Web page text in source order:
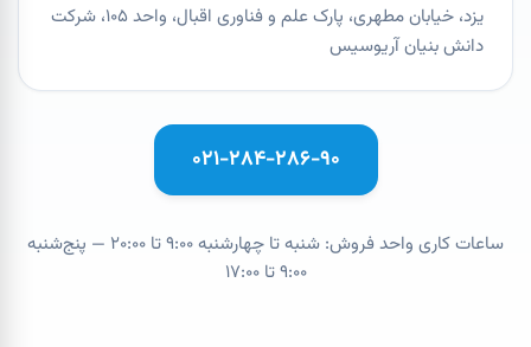
یزد، خیابان مطهری، پارک علم و فناوری اقبال، واحد ۱۰۵، شرکت
دانش بنیان آریوسیس
۰۲۱-۲۸۴-۲۸۶-۹۰
ساعات کاری واحد فروش: شنبه تا چهارشنبه ۹:۰۰ تا ۲۰:۰۰ — پنج‌شنبه
۹:۰۰ تا ۱۷:۰۰